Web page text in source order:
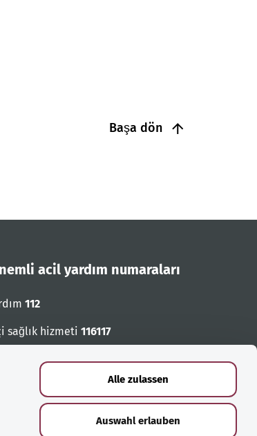
Alle zulassen
Auswahl erlauben
Başa dön
acil yardım numaraları
112
sağlık hizmeti 116117
numaralari